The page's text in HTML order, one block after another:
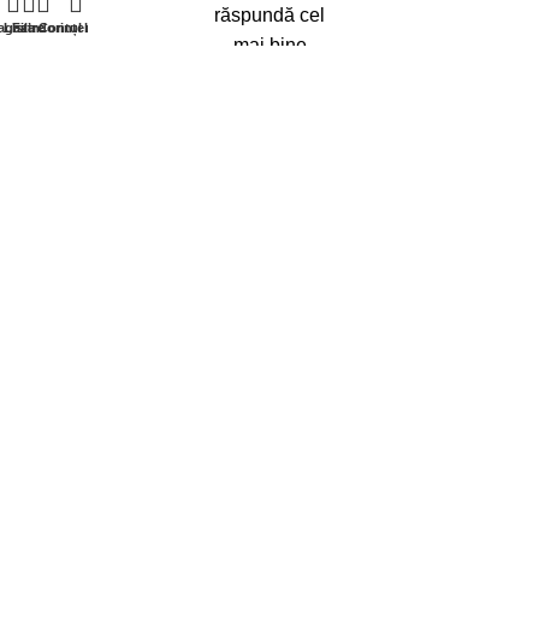
răspundă cel
mai bine
Filtre
Lista dorințelor
Contul meu